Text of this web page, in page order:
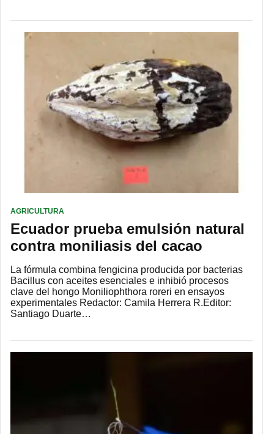
AGRICULTURA
Ecuador prueba emulsión natural
contra moniliasis del cacao
La fórmula combina fengicina producida por bacterias
Bacillus con aceites esenciales e inhibió procesos
clave del hongo Moniliophthora roreri en ensayos
experimentales Redactor: Camila Herrera R.Editor:
Santiago Duarte…